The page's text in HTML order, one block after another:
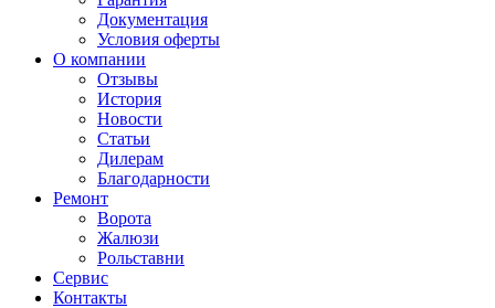
Документация
Условия оферты
О компании
Отзывы
История
Новости
Статьи
Дилерам
Благодарности
Ремонт
Ворота
Жалюзи
Рольставни
Сервис
Контакты